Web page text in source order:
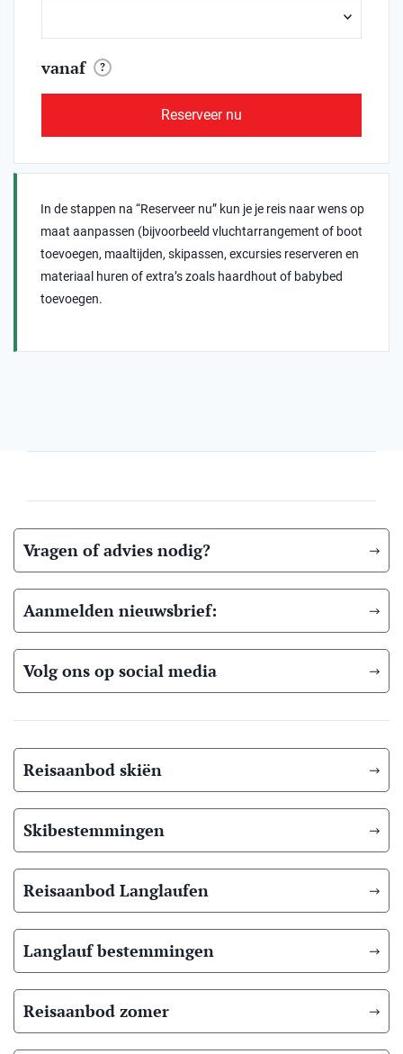
vanaf ?
Reserveer nu
In de stappen na “Reserveer nu” kun je je reis naar wens op
maat aanpassen (bijvoorbeeld vluchtarrangement of boot
toevoegen, maaltijden, skipassen, excursies reserveren en
materiaal huren of extra’s zoals haardhout of babybed
toevoegen.
Vragen of advies nodig?
Aanmelden nieuwsbrief:
Volg ons op social media
Reisaanbod skiën
Skibestemmingen
Reisaanbod Langlaufen
Langlauf bestemmingen
Reisaanbod zomer